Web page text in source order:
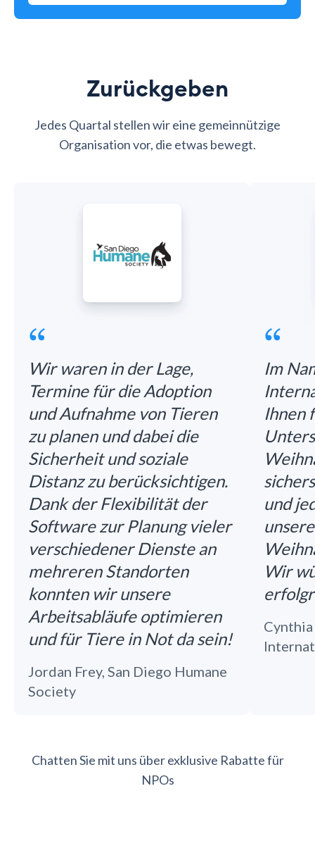
Zurückgeben
Jedes Quartal stellen wir eine gemeinnützige
Organisation vor, die etwas bewegt.
Wir waren in der Lage,
Termine für die Adoption
und Aufnahme von Tieren
zu planen und dabei die
Sicherheit und soziale
Distanz zu berücksichtigen.
Dank der Flexibilität der
Software zur Planung vieler
verschiedener Dienste an
mehreren Standorten
konnten wir unsere
Arbeitsabläufe optimieren
und für Tiere in Not da sein!
Jordan Frey, San Diego Humane
Society
Im
Ihnen
und
Wir
Chatten Sie mit uns über exklusive Rabatte für
NPOs